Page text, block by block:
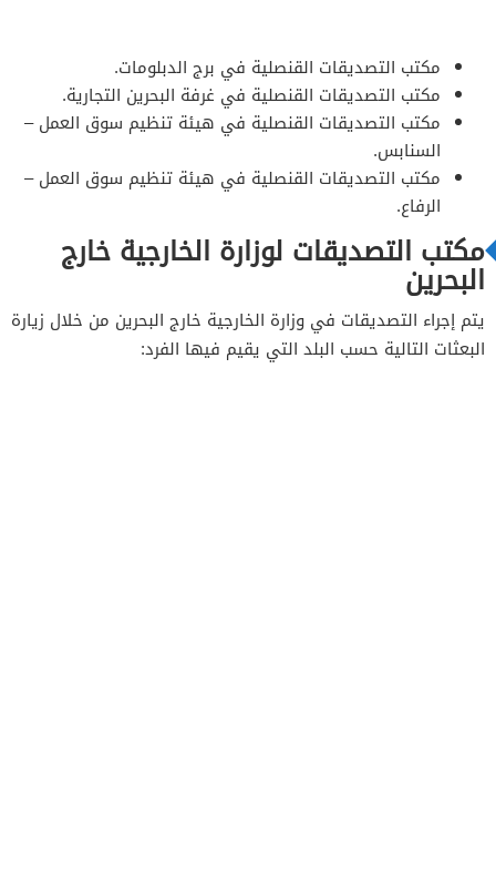
مكتب التصديقات القنصلية في برج الدبلومات.
مكتب التصديقات القنصلية في غرفة البحرين التجارية.
مكتب التصديقات القنصلية في هيئة تنظيم سوق العمل –
السنابس.
مكتب التصديقات القنصلية في هيئة تنظيم سوق العمل –
الرفاع.
مكتب التصديقات لوزارة الخارجية خارج
البحرين
يتم إجراء التصديقات في وزارة الخارجية خارج البحرين من خلال زيارة
البعثات التالية حسب البلد التي يقيم فيها الفرد: